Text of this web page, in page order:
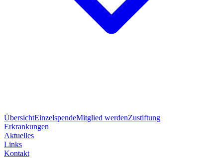
ÜbersichtEinzelspendeMitglied werdenZustiftung
Erkrankungen
Aktuelles
Links
Kontakt